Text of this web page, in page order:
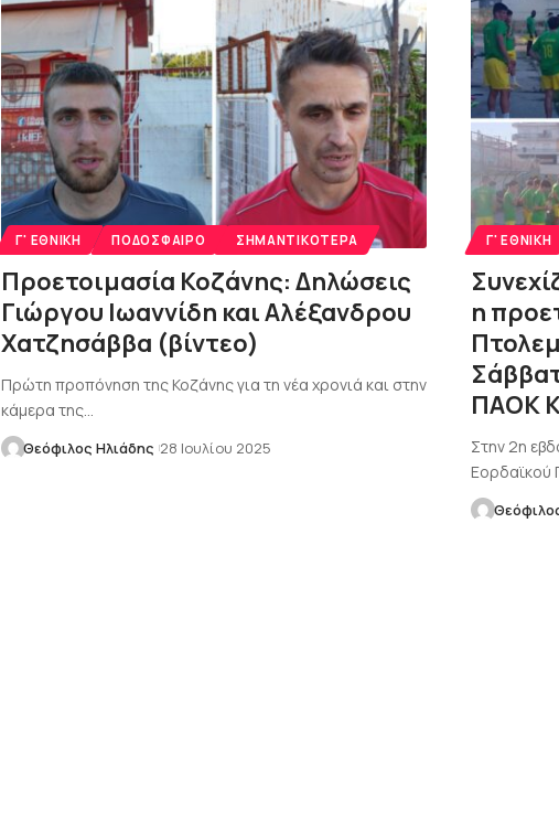
Γ' ΕΘΝΙΚΉ ΠΟΔΌΣΦΑΙΡΟ ΣΗΜΑΝΤΙΚΌΤΕΡΑ
Προετοιμασία Κοζάνης: Δηλώσεις
Γιώργου Ιωαννίδη και Αλέξανδρου
Χατζησάββα (βίντεο)
Πρώτη προπόνηση της Κοζάνης για τη νέα χρονιά και στην
κάμερα της…
Θεόφιλος Ηλιάδης 28 Ιουλίου 2025
Γ' ΕΘΝΙΚΉ
η
ΠΑΟΚ
Στην 2η
Εορδαϊκού